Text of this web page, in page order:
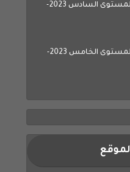
جميع فروض المرحلة الأولى المستوى السادس 2023-
جميع فروض المرحلة الأولى المستوى الخامس 2023-